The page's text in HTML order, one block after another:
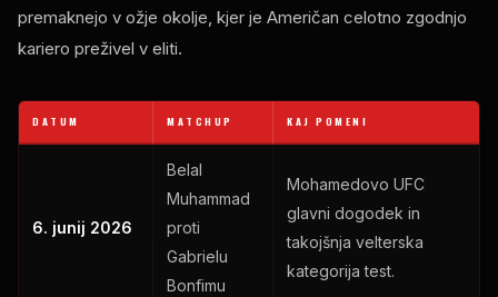
premaknejo v ožje okolje, kjer je Američan celotno zgodnjo
kariero preživel v eliti.
DATUM MATCHUP KAJ POMENI
6. junij 2026
Belal
Muhammad
proti
Gabrielu
Bonfimu
Mohamedovo UFC
glavni dogodek in
takojšnja velterska
kategorijatest.